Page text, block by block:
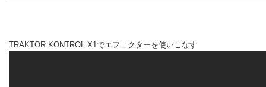
TRAKTOR KONTROL X1でエフェクターを使いこなす